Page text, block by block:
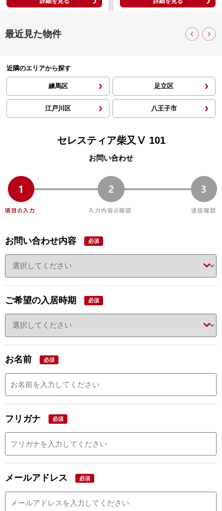
最近見た物件
近隣のエリアから探す
練馬区 足立区
江戸川区 八王子市
セレスティア柴又Ⅴ 101
お問い合わせ
お問い合わせ内容 必須
ご希望の入居時期 必須
お名前 必須
フリガナ 必須
メールアドレス 必須